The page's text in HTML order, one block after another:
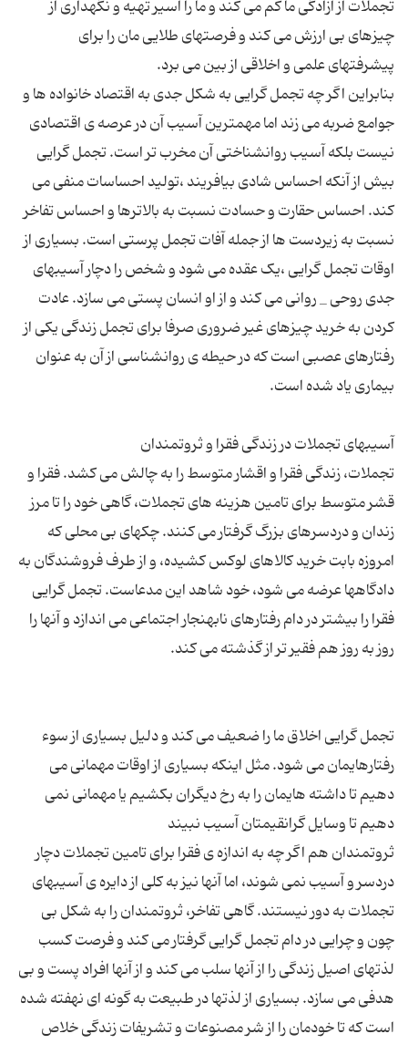
تجملات از آزادگی ما کم می کند و ما را اسیر تهیه و نگهداری از
چیزهای بی ارزش می کند و فرصتهای طلایی مان را برای
بنابراین اگر چه تجمل گرایی به شکل جدی به اقتصاد خانواده ها و
جوامع ضربه می زند اما مهمترین آسیب آن در عرصه ی اقتصادی
نیست بلکه آسیب روانشناختی آن مخرب تر است. تجمل گرایی
بیش از آنکه احساس شادی بیافریند ،تولید احساسات منفی می
کند. احساس حقارت و حسادت نسبت به بالاترها و احساس تفاخر
نسبت به زیردست ها از جمله آفات تجمل پرستی است. بسیاری از
اوقات تجمل گرایی ،یک عقده می شود و شخص را دچار آسیبهای
جدی روحی _ روانی می کند و از او انسان پستی می سازد. عادت
کردن به خرید چیزهای غیر ضروری صرفا برای تجمل زندگی یکی از
رفتارهای عصبی است که در حیطه ی روانشناسی از آن به عنوان
تجملات، زندگی فقرا و اقشار متوسط را به چالش می کشد. فقرا و
قشر متوسط برای تامین هزینه های تجملات، گاهی خود را تا مرز
زندان و دردسرهای بزرگ گرفتار می کنند. چکهای بی محلی که
امروزه بابت خرید کالاهای لوکس کشیده، و از طرف فروشندگان به
دادگاهها عرضه می شود، خود شاهد این مدعاست. تجمل گرایی
فقرا را بیشتر در دام رفتارهای نابهنجار اجتماعی می اندازد و آنها را
تجمل گرایی اخلاق ما را ضعیف می کند و دلیل بسیاری از سوء
رفتارهایمان می شود. مثل اینکه بسیاری از اوقات مهمانی می
دهیم تا داشته هایمان را به رخ دیگران بکشیم یا مهمانی نمی
ثروتمندان هم اگر چه به اندازه ی فقرا برای تامین تجملات دچار
دردسر و آسیب نمی شوند، اما آنها نیز به کلی از دایره ی آسیبهای
تجملات به دور نیستند. گاهی تفاخر، ثروتمندان را به شکل بی
چون و چرایی در دام تجمل گرایی گرفتار می کند و فرصت کسب
لذتهای اصیل زندگی را از آنها سلب می کند و از آنها افراد پست و بی
هدفی می سازد. بسیاری از لذتها در طبیعت به گونه ای نهفته شده
است که تا خودمان را از شر مصنوعات و تشریفات زندگی خلاص